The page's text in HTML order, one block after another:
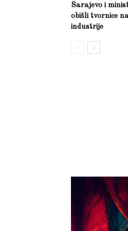
Sarajevo i
obišli tvornice
industrije